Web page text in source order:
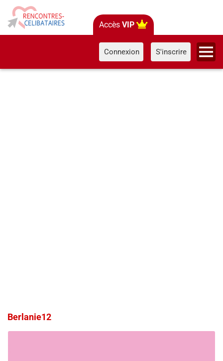
Accès VIP
Connexion S'inscrire
Berlanie12